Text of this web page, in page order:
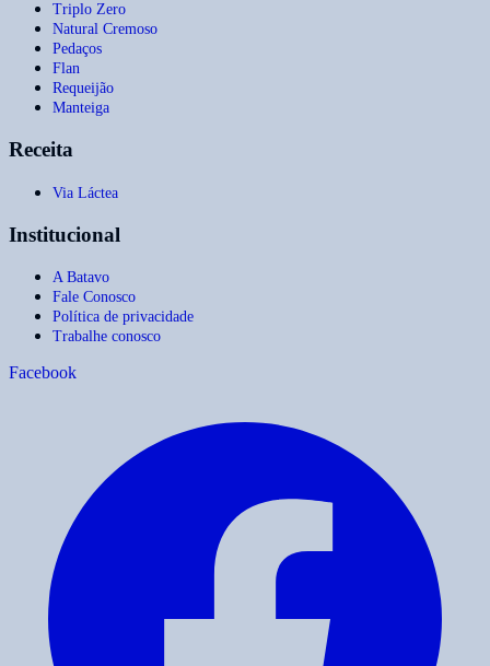
Triplo Zero
Natural Cremoso
Pedaços
Flan
Requeijão
Manteiga
Receita
Via Láctea
Institucional
A Batavo
Fale Conosco
Política de privacidade
Trabalhe conosco
Facebook